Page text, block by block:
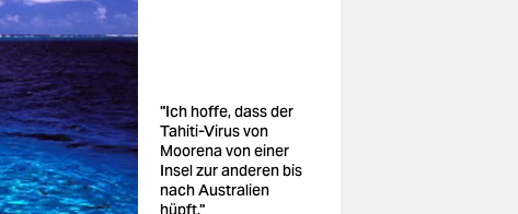
"Ich hoffe, dass der
Tahiti-Virus von
Moorena von einer
Insel zur anderen bis
nach Australien
hüpft."